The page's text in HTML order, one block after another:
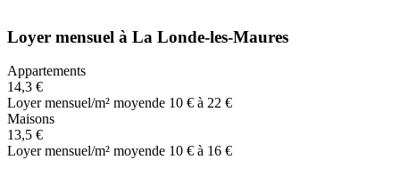
Loyer mensuel à La Londe-les-Maures
Appartements
14,3 €
Loyer mensuel/m² moyende 10 € à 22 €
Maisons
13,5 €
Loyer mensuel/m² moyende 10 € à 16 €